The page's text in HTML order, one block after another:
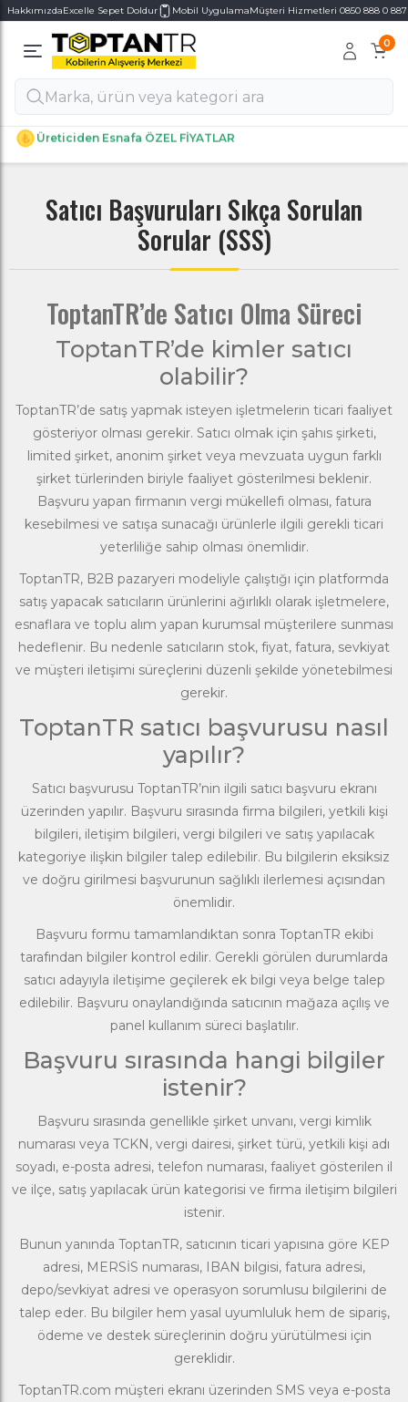
HakkımızdaExcelle Sepet Doldur Mobil UygulamaMüşteri Hizmetleri 0850 888 0 887
0
Haftanın 7 Günü MÜŞTERİ DESTEK
Alt Kategoriler
Alt Kategoriler
Satıcı Başvuruları Sıkça Sorulan
Sorular (SSS)
ToptanTR’de Satıcı Olma Süreci
ToptanTR’de kimler satıcı
olabilir?
ToptanTR’de satış yapmak isteyen işletmelerin ticari faaliyet
gösteriyor olması gerekir. Satıcı olmak için şahıs şirketi,
limited şirket, anonim şirket veya mevzuata uygun farklı
şirket türlerinden biriyle faaliyet gösterilmesi beklenir.
Başvuru yapan firmanın vergi mükellefi olması, fatura
kesebilmesi ve satışa sunacağı ürünlerle ilgili gerekli ticari
yeterliliğe sahip olması önemlidir.
ToptanTR, B2B pazaryeri modeliyle çalıştığı için platformda
satış yapacak satıcıların ürünlerini ağırlıklı olarak işletmelere,
esnaflara ve toplu alım yapan kurumsal müşterilere sunması
hedeflenir. Bu nedenle satıcıların stok, fiyat, fatura, sevkiyat
ve müşteri iletişimi süreçlerini düzenli şekilde yönetebilmesi
gerekir.
ToptanTR satıcı başvurusu nasıl
yapılır?
Satıcı başvurusu ToptanTR’nin ilgili satıcı başvuru ekranı
üzerinden yapılır. Başvuru sırasında firma bilgileri, yetkili kişi
bilgileri, iletişim bilgileri, vergi bilgileri ve satış yapılacak
kategoriye ilişkin bilgiler talep edilebilir. Bu bilgilerin eksiksiz
ve doğru girilmesi başvurunun sağlıklı ilerlemesi açısından
önemlidir.
Başvuru formu tamamlandıktan sonra ToptanTR ekibi
tarafından bilgiler kontrol edilir. Gerekli görülen durumlarda
satıcı adayıyla iletişime geçilerek ek bilgi veya belge talep
edilebilir. Başvuru onaylandığında satıcının mağaza açılış ve
panel kullanım süreci başlatılır.
Başvuru sırasında hangi bilgiler
istenir?
Başvuru sırasında genellikle şirket unvanı, vergi kimlik
numarası veya TCKN, vergi dairesi, şirket türü, yetkili kişi adı
soyadı, e-posta adresi, telefon numarası, faaliyet gösterilen il
ve ilçe, satış yapılacak ürün kategorisi ve firma iletişim bilgileri
istenir.
Bunun yanında ToptanTR, satıcının ticari yapısına göre KEP
adresi, MERSİS numarası, IBAN bilgisi, fatura adresi,
depo/sevkiyat adresi ve operasyon sorumlusu bilgilerini de
talep eder. Bu bilgiler hem yasal uyumluluk hem de sipariş,
ödeme ve destek süreçlerinin doğru yürütülmesi için
gereklidir.
ToptanTR.com müşteri ekranı üzerinden SMS veya e-posta